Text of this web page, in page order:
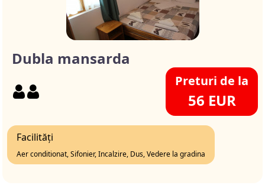
Dubla mansarda
Preturi de la
56 EUR
Facilități
Aer conditionat, Sifonier, Incalzire, Dus, Vedere la gradina